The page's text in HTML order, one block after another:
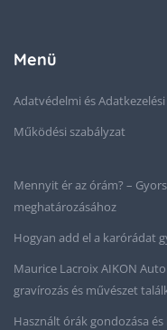
Menü
Adatvédelmi és
Működési szabályzat
Mennyit ér az órám? –
meghatározásához
Hogyan add el a karórádat
Maurice Lacroix AIKON
gravírozás és művészet
Használt órák gondozása